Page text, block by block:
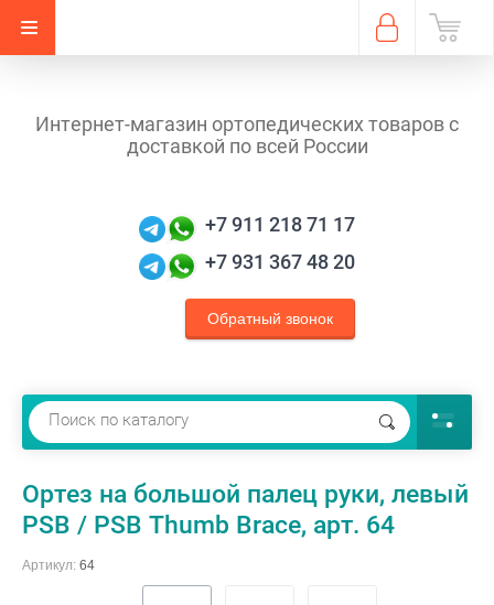
Интернет-магазин ортопедических товаров с
доставкой по всей России
+7 911 218 71 17
+7 931 367 48 20
Обратный звонок
Ортез на большой палец руки, левый
PSB / PSB Thumb Brace, арт. 64
Артикул: 64